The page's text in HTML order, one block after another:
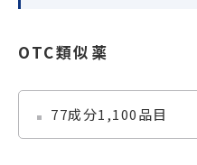
OTC類似薬
77成分1,100品目